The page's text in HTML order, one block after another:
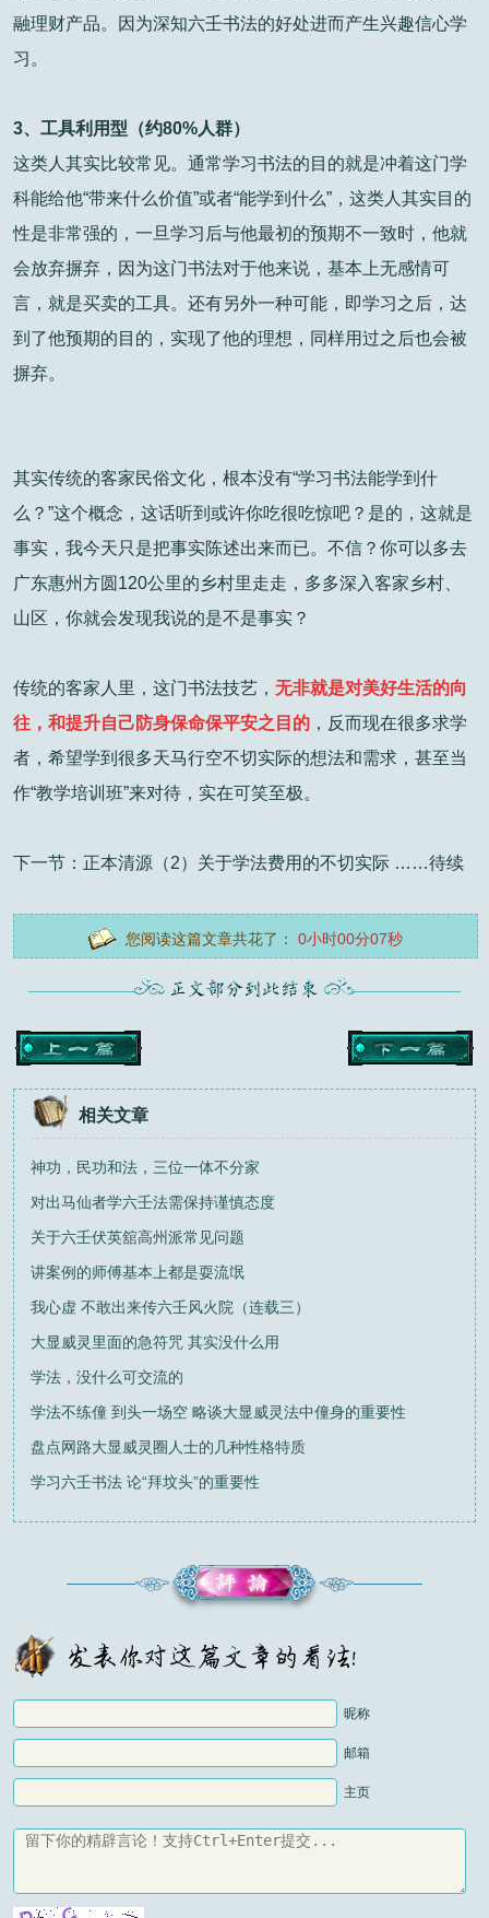
融理财产品。因为深知六壬书法的好处进而产生兴趣信心学
习。
3、工具利用型（约80%人群）
这类人其实比较常见。通常学习书法的目的就是冲着这门学
科能给他“带来什么价值”或者“能学到什么”，这类人其实目的
性是非常强的，一旦学习后与他最初的预期不一致时，他就
会放弃摒弃，因为这门书法对于他来说，基本上无感情可
言，就是买卖的工具。还有另外一种可能， 即学习之后，达
到了他预期的目的，实现了他的理想，同样用过之后也会被
摒弃。
其实传统的客家民俗文化，根本没有“学习书法能学到什
么？”这个概念，这话听到或许你吃很吃惊吧？是的，这就是
事实，我今天只是把事实陈述出来而已。不信？你可以多去
广东惠州方圆120公里的乡村里走走，多多深入客家乡村、
山区，你就会发现我说的是不是事实？
传统的客家人里，这门书法技艺，无非就是对美好生活的向
往，和提升自己防身保命保平安之目的 ，反而现在很多求学
者，希望学到很多天马行空不切实际的想法和需求，甚至当
作“教学培训班”来对待，实在可笑至极。
下一节：正本清源（2）关于学法费用的不切实际 ……待续
您阅读这篇文章共花了： 0小时00分08秒
相关文章
神功，民功和法，三位一体不分家
对出马仙者学六壬法需保持谨慎态度
关于六壬伏英舘高州派常见问题
讲案例的师傅基本上都是耍流氓
我心虚 不敢出来传六壬风火院（连载三）
大显威灵里面的急符咒 其实没什么用
学法，没什么可交流的
学法不练僮 到头一场空 略谈大显威灵法中僮身的重要性
盘点网路大显威灵圈人士的几种性格特质
学习六壬书法 论“拜坟头”的重要性
昵称
邮箱
主页